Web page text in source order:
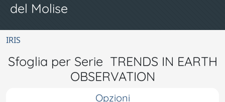
del Molise
IRIS
Sfoglia per Serie TRENDS IN EARTH
OBSERVATION
Opzioni